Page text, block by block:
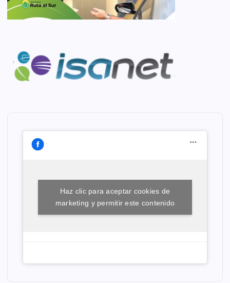
Haz clic para aceptar cookies de
marketing y permitir este contenido